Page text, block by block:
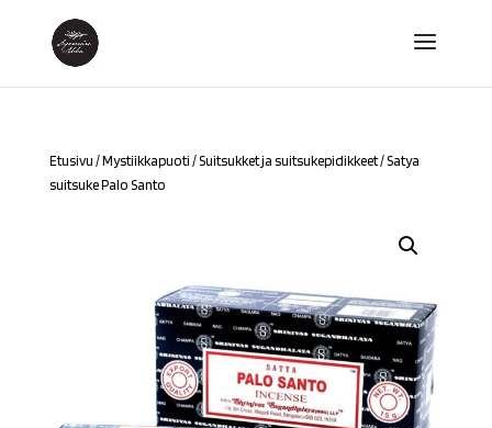
Etusivu /Mystiikkapuoti /Suitsukket ja suitsukepidikkeet/ Satya
suitsuke Palo Santo